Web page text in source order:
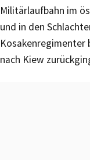
Militärlaufbahn im
und in den
Kosakenregimenter
nach Kiew